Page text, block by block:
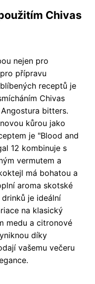
Chivas
nejen pro
přípravu
receptů je
Chivas
bitters.
kůrou jako
je "Blood and
12 kombinuje s
vermutem a
má bohatou a
aroma skotské
je ideální
na klasický
medu a citronové
díky
vašemu večeru